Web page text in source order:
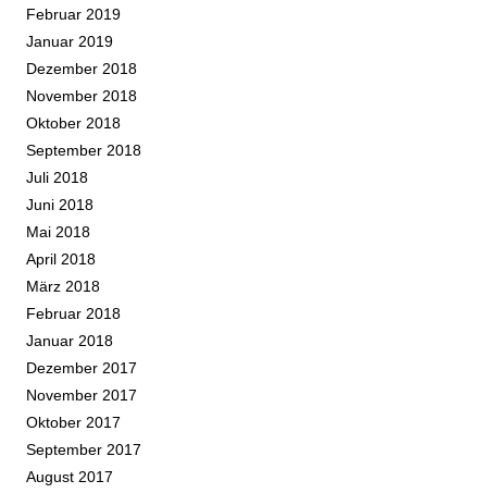
Februar 2019
Januar 2019
Dezember 2018
November 2018
Oktober 2018
September 2018
Juli 2018
Juni 2018
Mai 2018
April 2018
März 2018
Februar 2018
Januar 2018
Dezember 2017
November 2017
Oktober 2017
September 2017
August 2017